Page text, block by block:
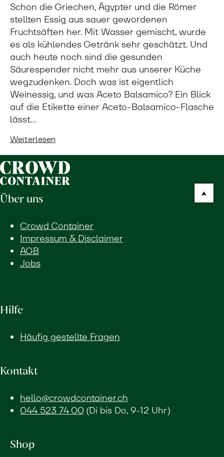
Schon die Griechen, Ägypter und die Römer
stellten Essig aus sauer gewordenen
Fruchtsäften her. Mit Wasser gemischt, wurde
es als kühlendes Getränk sehr geschätzt. Und
auch heute noch sind die gesunden
Säurespender nicht mehr aus unserer Küche
wegzudenken. Doch was ist eigentlich
Weinessig, und was Aceto Balsamico? Ein Blick
auf die Etikette einer Aceto-Balsamico-Flasche
lässt…
Weiterlesen
Über uns
Crowd Container
Impressum & Disclaimer
AGB
Jobs
Hilfe
Häufig gestellte Fragen
Kontakt
hello@crowdcontainer.ch
044 523 74 00(Di bis Do, 9-12 Uhr)
Shop